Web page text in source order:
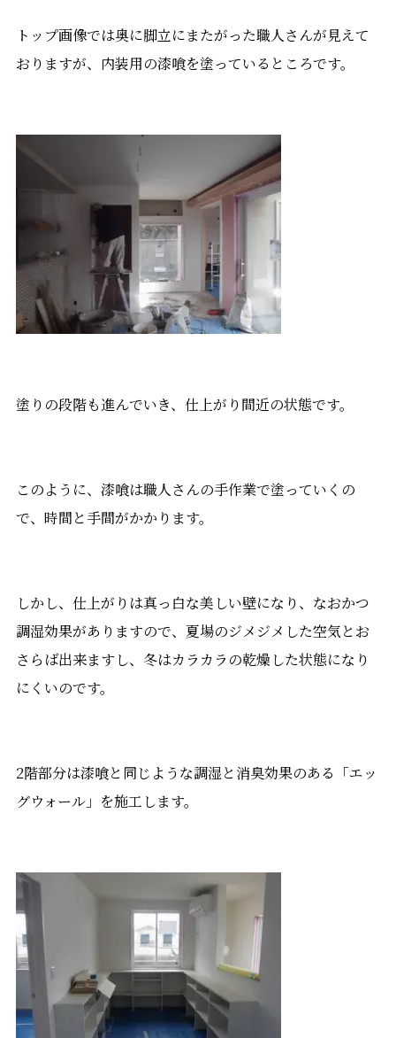
トップ画像では奥に脚立にまたがった職人さんが見えて
おりますが、内装用の漆喰を塗っているところです。
塗りの段階も進んでいき、仕上がり間近の状態です。
このように、漆喰は職人さんの手作業で塗っていくの
で、時間と手間がかかります。
しかし、仕上がりは真っ白な美しい壁になり、なおかつ
調湿効果がありますので、夏場のジメジメした空気とお
さらば出来ますし、冬はカラカラの乾燥した状態になり
にくいのです。
2階部分は漆喰と同じような調湿と消臭効果のある「エッ
グウォール」を施工します。